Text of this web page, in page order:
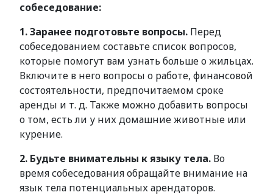
собеседование:
1. Заранее подготовьте вопросы. Перед
собеседованием составьте список вопросов,
которые помогут вам узнать больше о жильцах.
Включите в него вопросы о работе, финансовой
состоятельности, предпочитаемом сроке
аренды и т. д. Также можно добавить вопросы
о том, есть ли у них домашние животные или
курение.
2. Будьте внимательны к языку тела. Во
время собеседования обращайте внимание на
язык тела потенциальных арендаторов.